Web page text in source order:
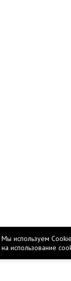
Мы используем
на использование